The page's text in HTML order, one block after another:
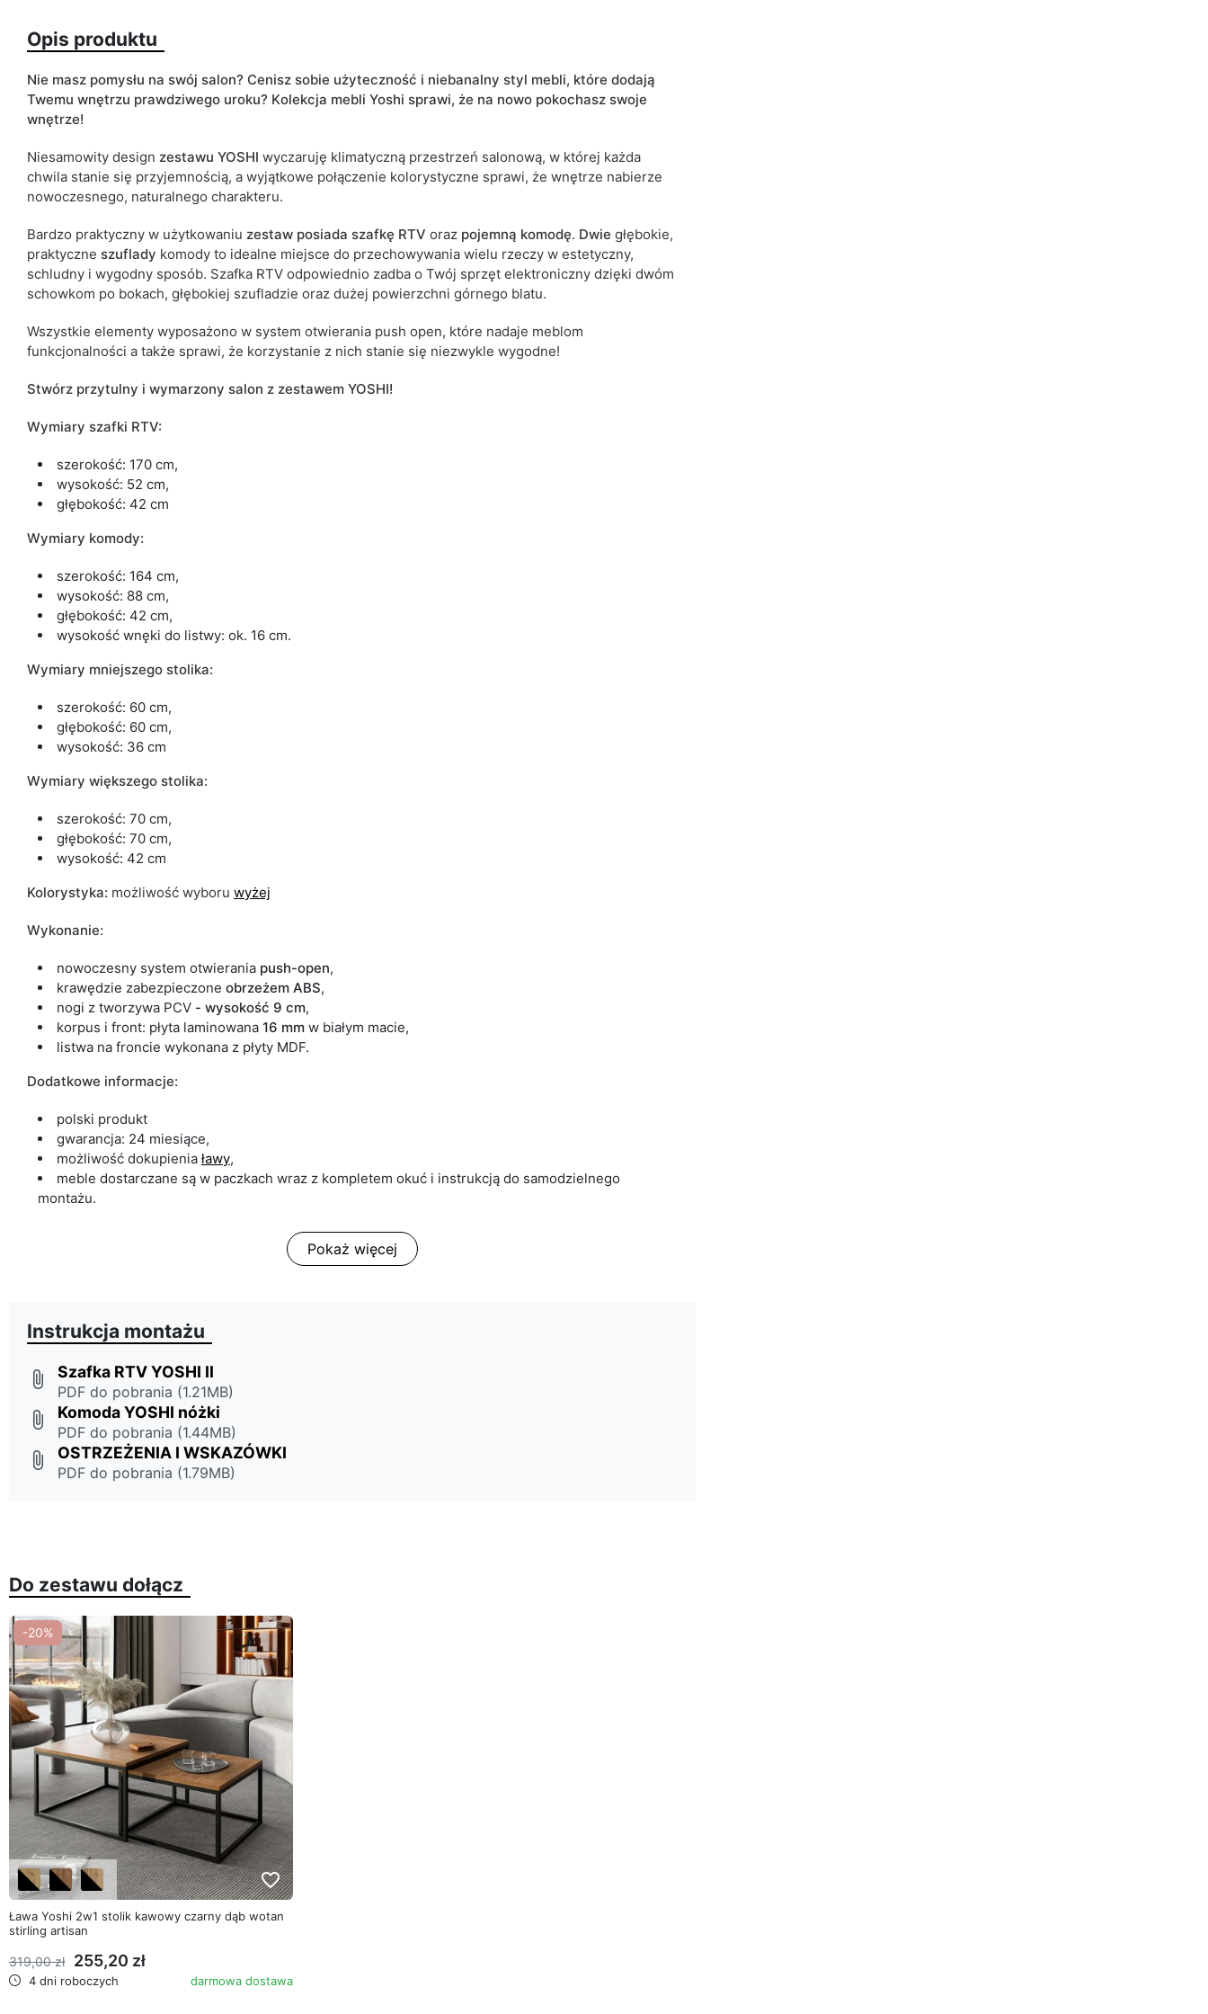
ean13
Termin dostawy: 6 dni roboczych
Ze względu na proces produkcyjny i właściwości materiałów, możliwe są tolerancje wymiarowe na poziomie +/- 2–3
Opis produktu
Nie masz pomysłu na swój salon? Cenisz sobie użyteczność i niebanalny styl mebli, które dodają
Twemu wnętrzu prawdziwego uroku? Kolekcja mebli Yoshi sprawi, że na nowo pokochasz swoje
wnętrze!
Niesamowity design zestawu YOSHI wyczaruję klimatyczną przestrzeń salonową, w której każda
chwila stanie się przyjemnością, a wyjątkowe połączenie kolorystyczne sprawi, że wnętrze nabierze
nowoczesnego, naturalnego charakteru.
Bardzo praktyczny w użytkowaniu zestaw posiada szafkę RTV oraz pojemną komodę. Dwie głębokie,
praktyczne szuflady komody to idealne miejsce do przechowywania wielu rzeczy w estetyczny,
schludny i wygodny sposób. Szafka RTV odpowiednio zadba o Twój sprzęt elektroniczny dzięki dwóm
schowkom po bokach, głębokiej szufladzie oraz dużej powierzchni górnego blatu.
Wszystkie elementy wyposażono w system otwierania push open, które nadaje meblom
funkcjonalności a także sprawi, że korzystanie z nich stanie się niezwykle wygodne!
Stwórz przytulny i wymarzony salon z zestawem YOSHI!
Wymiary szafki RTV:
szerokość: 170 cm,
wysokość: 52 cm,
głębokość: 42 cm
Wymiary komody:
szerokość: 164 cm,
wysokość: 88 cm,
głębokość: 42 cm,
wysokość wnęki do listwy: ok. 16 cm.
Wymiary mniejszego stolika:
szerokość: 60 cm,
głębokość: 60 cm,
wysokość: 36 cm
Wymiary większego stolika:
szerokość: 70 cm,
głębokość: 70 cm,
wysokość: 42 cm
Kolorystyka: możliwość wyboru wyżej
Wykonanie:
nowoczesny system otwierania push-open,
krawędzie zabezpieczone obrzeżem ABS,
nogi z tworzywa PCV - wysokość 9 cm,
korpus i front: płyta laminowana 16 mm w białym macie,
listwa na froncie wykonana z płyty MDF.
Dodatkowe informacje:
polski produkt
gwarancja: 24 miesiące,
możliwość dokupienia ławy,
meble dostarczane są w paczkach wraz z kompletem okuć i instrukcją do samodzielnego
montażu.
Pokaż więcej
Instrukcja montażu
attach_file Szafka RTV YOSHI II
PDF do pobrania (1.21MB)
attach_file Komoda YOSHI nóżki
PDF do pobrania (1.44MB)
attach_file OSTRZEŻENIA I WSKAZÓWKI
PDF do pobrania (1.79MB)
Do zestawu dołącz
-20%
favorite_border
Ława Yoshi 2w1 stolik kawowy czarny dąb wotan
stirling artisan
319,00 zł 255,20 zł
4 dni roboczych darmowa dostawa